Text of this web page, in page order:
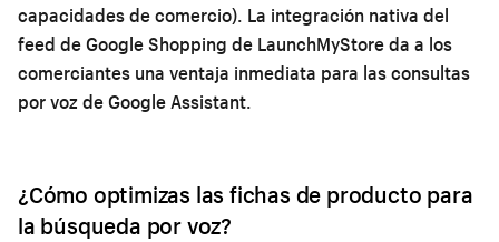
capacidades de comercio). La integración nativa del
feed de Google Shopping de LaunchMyStore da a los
comerciantes una ventaja inmediata para las consultas
por voz de Google Assistant.
¿Cómo optimizas las fichas de producto para
la búsqueda por voz?